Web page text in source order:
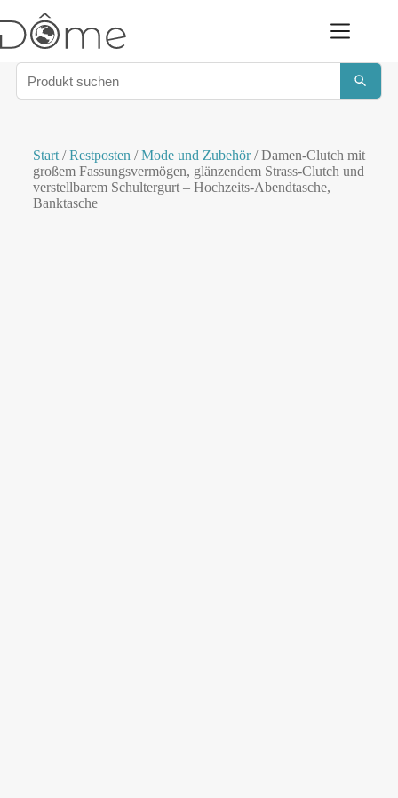
Start/Restposten /Mode und Zubehör/ Damen-Clutch mit
großem Fassungsvermögen, glänzendem Strass-Clutch und
verstellbarem Schultergurt – Hochzeits-Abendtasche,
Banktasche